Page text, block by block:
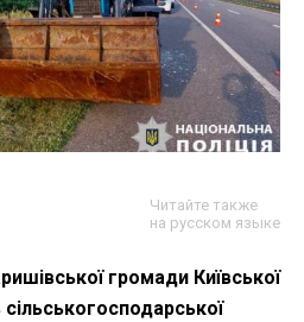
Читайте также
на русском языке
громади Київської